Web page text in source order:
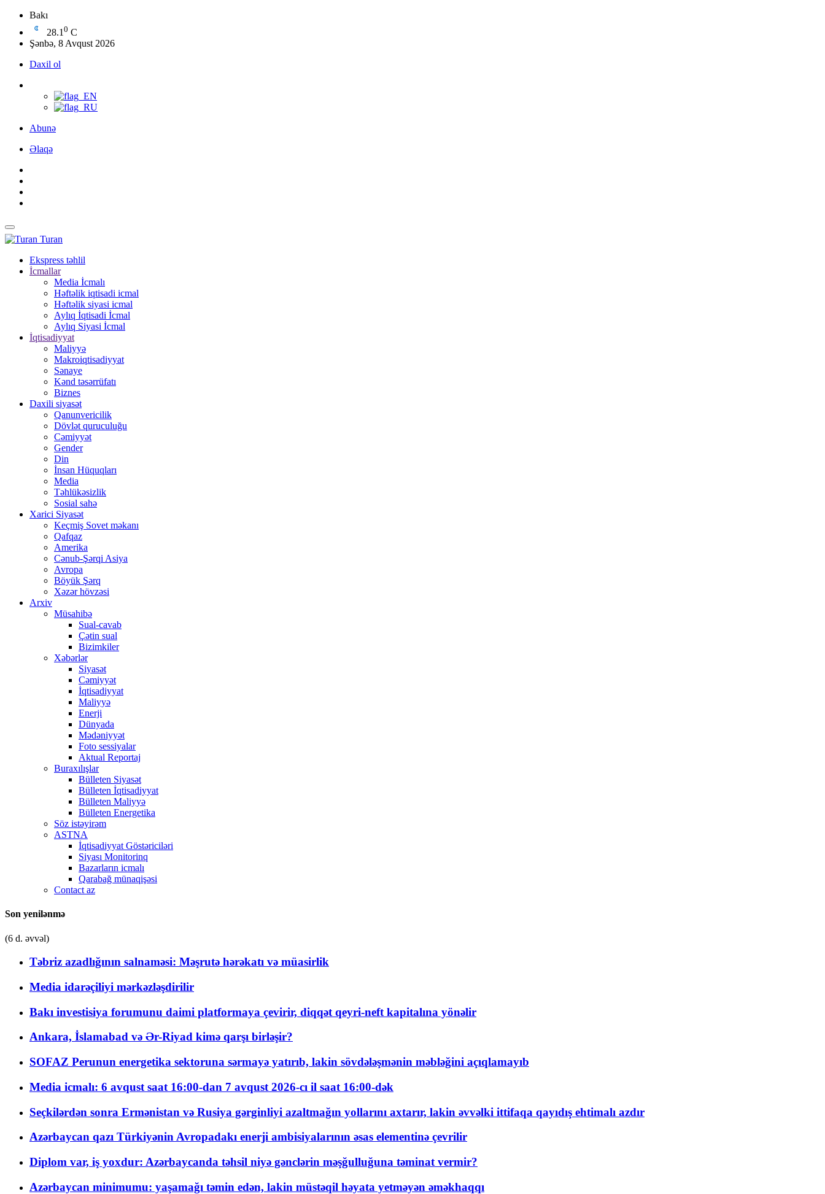
Bakı
28.1 0 C
Şənbə, 8 Avqust 2026
Daxil ol
Abunə
Əlaqə
Turan
Ekspress təhlil
İcmallar
Media İcmalı
Həftəlik iqtisadi icmal
Həftəlik siyasi icmal
Aylıq İqtisadi İcmal
Aylıq Siyasi İcmal
İqtisadiyyat
Maliyyə
Makroiqtisadiyyat
Sənaye
Kənd təsərrüfatı
Biznes
Daxili siyasət
Qanunvericilik
Dövlət quruculuğu
Cəmiyyət
Gender
Din
İnsan Hüquqları
Media
Təhlükəsizlik
Sosial sahə
Xarici Siyasət
Keçmiş Sovet məkanı
Qafqaz
Amerika
Cənub-Şərqi Asiya
Avropa
Böyük Şərq
Xəzər hövzəsi
Arxiv
Müsahibə
Sual-cavab
Çətin sual
Bizimkiler
Xəbərlər
Siyasət
Cəmiyyət
İqtisadiyyat
Maliyyə
Enerji
Dünyada
Mədəniyyət
Foto sessiyalar
Aktual Reportaj
Buraxılışlar
Bülleten Siyasət
Bülleten İqtisadiyyat
Bülleten Maliyyə
Bülleten Energetika
Söz istəyirəm
ASTNA
İqtisadiyyat Göstəriciləri
Siyası Monitorinq
Bazarların icmalı
Qarabağ münaqişəsi
Contact az
Son yenilənmə
(6 d. əvvəl)
Təbriz azadlığının salnaməsi: Məşrutə hərəkatı və müasirlik
Media idarəçiliyi mərkəzləşdirilir
Bakı investisiya forumunu daimi platformaya çevirir, diqqət qeyri-neft kapitalına yönəlir
Ankara, İslamabad və Ər-Riyad kimə qarşı birləşir?
SOFAZ Perunun energetika sektoruna sərmayə yatırıb, lakin sövdələşmənin məbləğini açıqlamayıb
Media icmalı: 6 avqust saat 16:00-dan 7 avqust 2026-cı il saat 16:00-dək
Seçkilərdən sonra Ermənistan və Rusiya gərginliyi azaltmağın yollarını axtarır, lakin əvvəlki ittifaqa qayıdış ehtimalı azdır
Azərbaycan qazı Türkiyənin Avropadakı enerji ambisiyalarının əsas elementinə çevrilir
Diplom var, iş yoxdur: Azərbaycanda təhsil niyə gənclərin məşğulluğuna təminat vermir?
Azərbaycan minimumu: yaşamağı təmin edən, lakin müstəqil həyata yetməyən əməkhaqqı